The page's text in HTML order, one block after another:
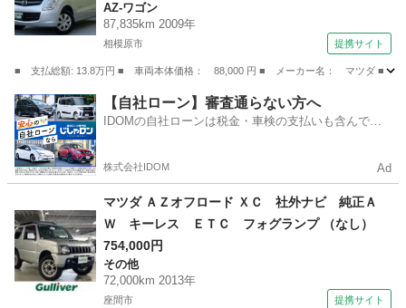
ステアリング パワ－ウィンドウ ベンチシー
ト エアコンクーラー （検10.8）
AZ-ワゴン
87,835km 2009年
相模原市 提携サイト
■ 支払総額: 13.8万円 ■ 車両本体価格： 88,000 円 ■ メーカー名： マツダ ■
神奈川 相模原市 AZ-ワゴン
【自社ローン】審査通らない方へ
IDOMの自社ローンは税金・車検の支払いも含んでい
株式会社IDOM Ad
マツダ ＡＺオフロード ＸＣ 社外ナビ 純正Ａ
Ｗ キーレス ＥＴＣ フォグランプ （なし）
754,000円
その他
72,000km 2013年
座間市 提携サイト